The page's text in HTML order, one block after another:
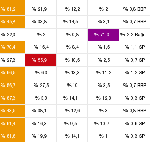
%61,2 % 21,9 %12,2 % 2 %0,8BBP
%45,8 % 33,8 %14,5 %3,1 %0,7BBP
%22,3 %2 % 0,8 % 71,3 % 2,2
%70,4 % 16,4 % 8,4 %1,6 % 1,1 SP
%27,8 % 55,9 %10,6 %2,5 % 0,7 SP
%66,5 %6,3 %13,3 % 11,2 % 1,2 SP
%56,7 % 27,5 %10 %3,5 %0,7BBP
%67,8 %3,3 %14,1 % 12,3 % 0,8 SP
%43,5 % 38,1 %12,6 % 3 %0,8BBP
%61,4 % 16,3 % 9,5 % 10,7 % 0,6 SP
%61,6 % 19,9 %14,1 % 1 % 0,8 SP